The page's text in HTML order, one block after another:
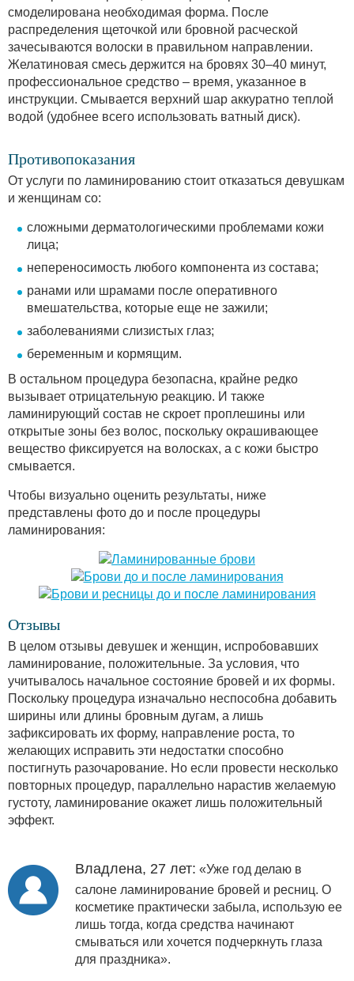
смоделирована необходимая форма. После
распределения щеточкой или бровной расческой
зачесываются волоски в правильном направлении.
Желатиновая смесь держится на бровях 30–40 минут,
профессиональное средство – время, указанное в
инструкции. Смывается верхний шар аккуратно теплой
водой (удобнее всего использовать ватный диск).
Противопоказания
От услуги по ламинированию стоит отказаться девушкам
и женщинам со:
сложными дерматологическими проблемами кожи
лица;
непереносимость любого компонента из состава;
ранами или шрамами после оперативного
вмешательства, которые еще не зажили;
заболеваниями слизистых глаз;
беременным и кормящим.
В остальном процедура безопасна, крайне редко
вызывает отрицательную реакцию. И также
ламинирующий состав не скроет проплешины или
открытые зоны без волос, поскольку окрашивающее
вещество фиксируется на волосках, а с кожи быстро
смывается.
Чтобы визуально оценить результаты, ниже
представлены фото до и после процедуры
ламинирования:
Отзывы
В целом отзывы девушек и женщин, испробовавших
ламинирование, положительные. За условия, что
учитывалось начальное состояние бровей и их формы.
Поскольку процедура изначально неспособна добавить
ширины или длины бровным дугам, а лишь
зафиксировать их форму, направление роста, то
желающих исправить эти недостатки способно
постигнуть разочарование. Но если провести несколько
повторных процедур, параллельно нарастив желаемую
густоту, ламинирование окажет лишь положительный
эффект.
Владлена, 27 лет: «Уже год делаю в
салоне ламинирование бровей и ресниц. О
косметике практически забыла, использую ее
лишь тогда, когда средства начинают
смываться или хочется подчеркнуть глаза
для праздника».